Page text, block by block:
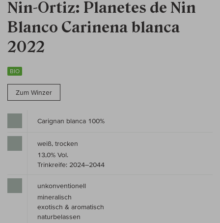
Nin-Ortiz: Planetes de Nin
Blanco Carinena blanca
2022
BIO
Zum Winzer
Carignan blanca 100%
weiß, trocken
13,0% Vol.
Trinkreife: 2024–2044
unkonventionell
mineralisch
exotisch & aromatisch
naturbelassen